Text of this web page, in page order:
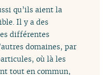
qu’ils aient la
Il y a des
différentes
domaines, par
où là les
tout en commun,